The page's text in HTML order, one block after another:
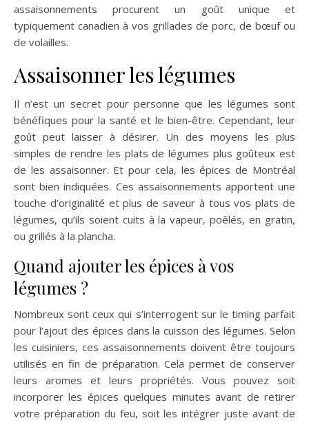
assaisonnements procurent un goût unique et
typiquement canadien à vos grillades de porc, de bœuf ou
de volailles.
Assaisonner les légumes
Il n’est un secret pour personne que les légumes sont
bénéfiques pour la santé et le bien-être. Cependant, leur
goût peut laisser à désirer. Un des moyens les plus
simples de rendre les plats de légumes plus goûteux est
de les assaisonner. Et pour cela, les épices de Montréal
sont bien indiquées. Ces assaisonnements apportent une
touche d’originalité et plus de saveur à tous vos plats de
légumes, qu’ils soient cuits à la vapeur, poêlés, en gratin,
ou grillés à la plancha.
Quand ajouter les épices à vos
légumes ?
Nombreux sont ceux qui s’interrogent sur le timing parfait
pour l’ajout des épices dans la cuisson des légumes. Selon
les cuisiniers, ces assaisonnements doivent être toujours
utilisés en fin de préparation. Cela permet de conserver
leurs aromes et leurs propriétés. Vous pouvez soit
incorporer les épices quelques minutes avant de retirer
votre préparation du feu, soit les intégrer juste avant de